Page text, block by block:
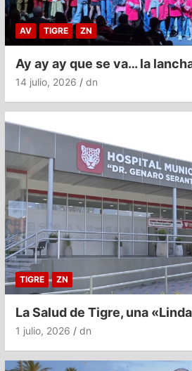
AV TIGRE ZN
Ay ay ay que se va… la
14 julio, 2026 dn
TIGRE ZN
La Salud de Tigre, una
1 julio, 2026 dn